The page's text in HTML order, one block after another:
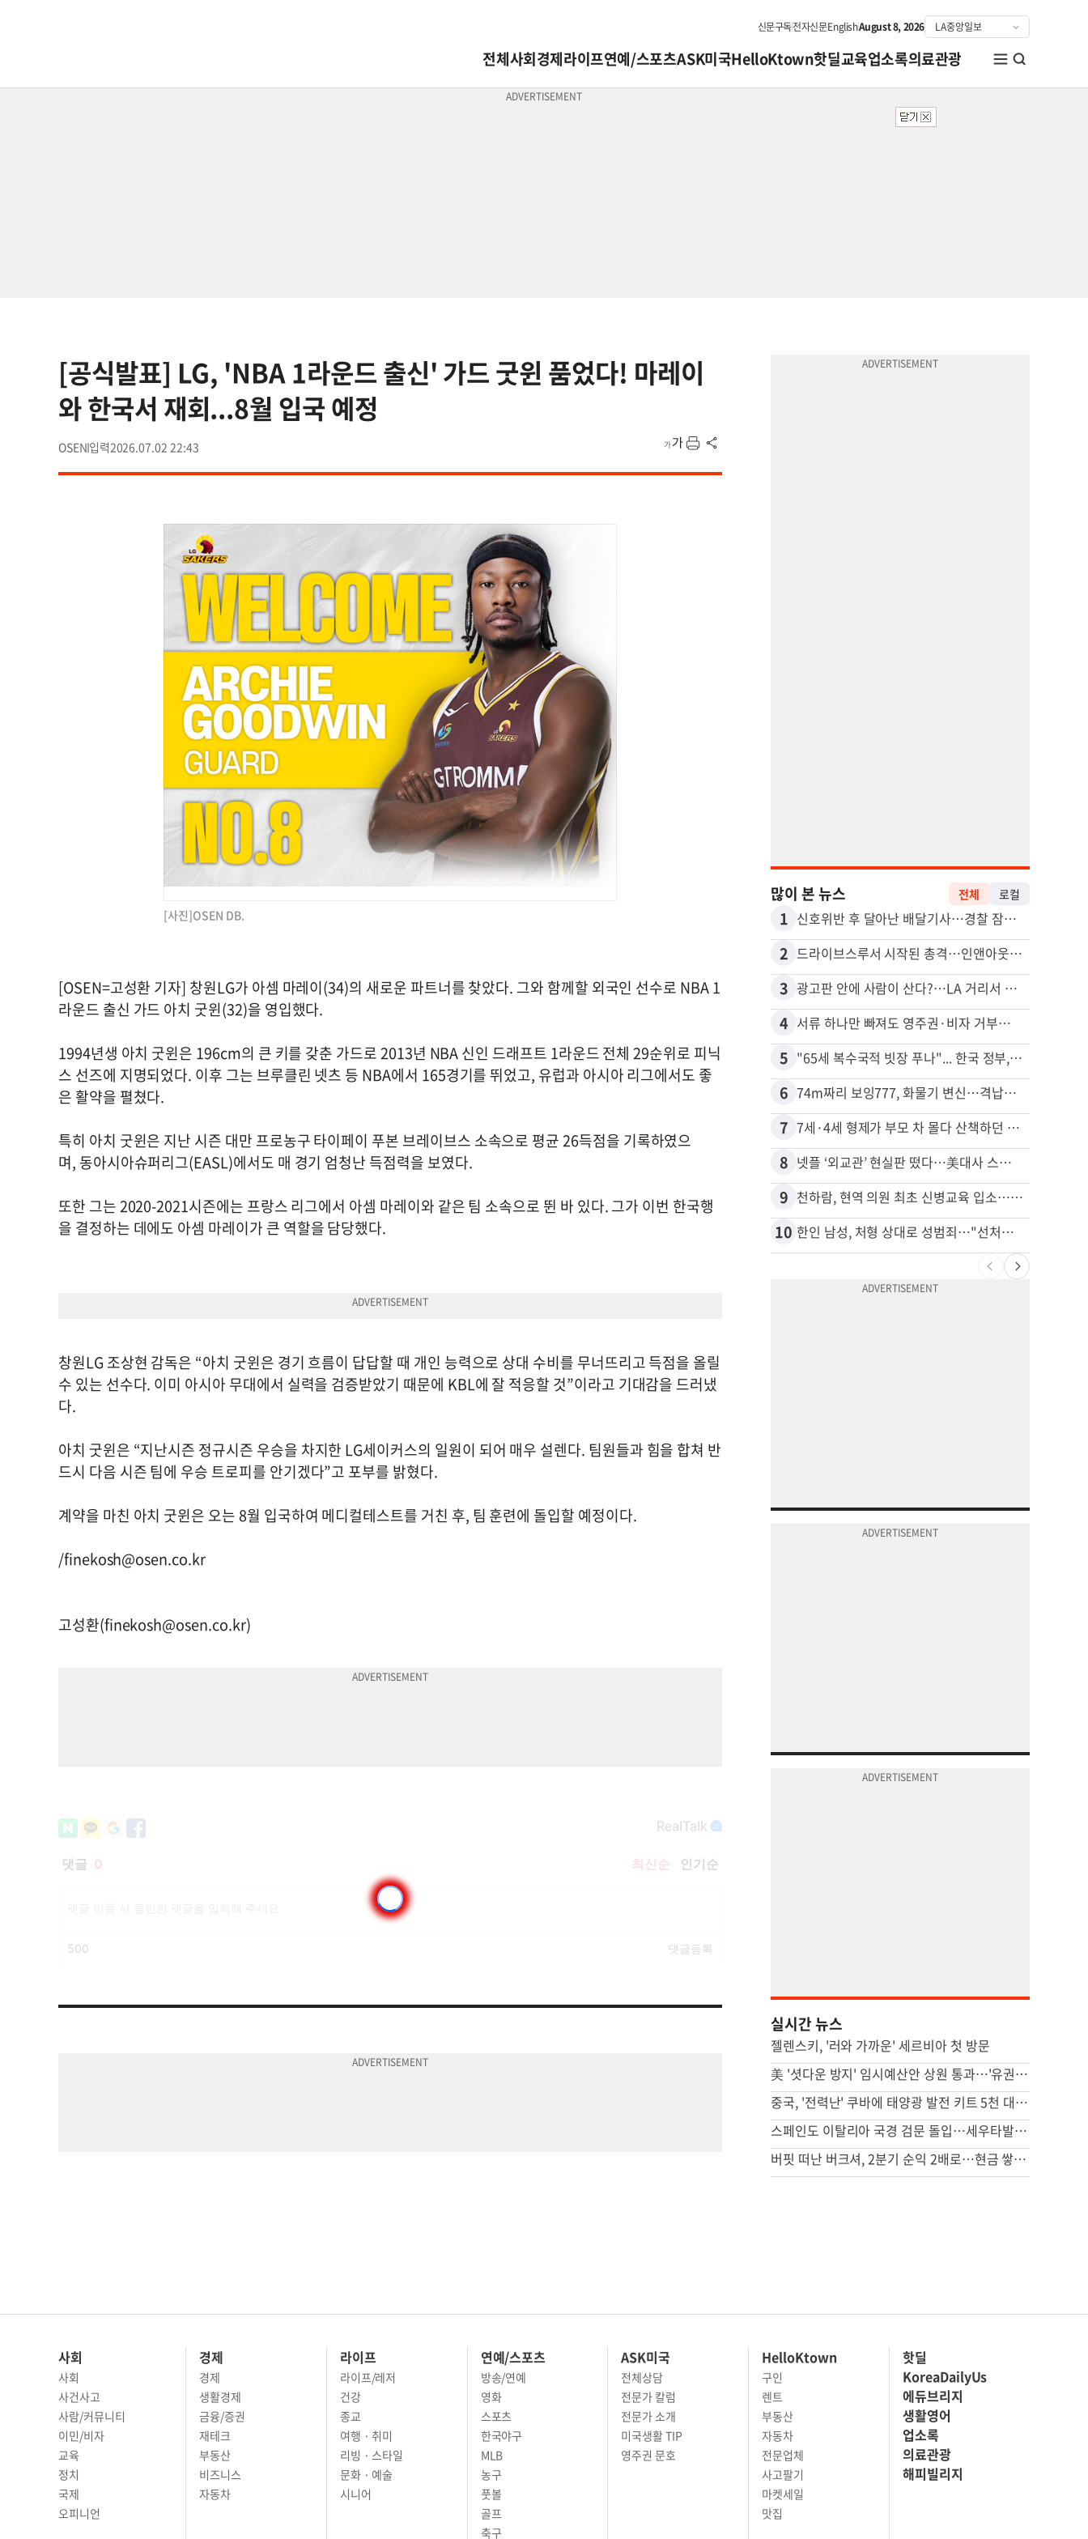
신문구독전자신문EnglishAugust 8, 2026
전체사회경제라이프연예/스포츠ASK미국HelloKtown핫딜교육업소록의료관광
[공식발표] LG, 'NBA 1라운드 출신' 가드 굿윈 품었다! 마레이
와 한국서 재회...8월 입국 예정
OSEN 2026.07.02 22:43
[사진]OSEN DB.
[OSEN=고성환 기자] 창원LG가 아셈 마레이(34)의 새로운 파트너를 찾았다. 그와 함께할 외국인 선수로 NBA 1
라운드 출신 가드 아치 굿윈(32)을 영입했다.
1994년생 아치 굿윈은 196cm의 큰 키를 갖춘 가드로 2013년 NBA 신인 드래프트 1라운드 전체 29순위로 피닉
스 선즈에 지명되었다. 이후 그는 브루클린 넷츠 등 NBA에서 165경기를 뛰었고, 유럽과 아시아 리그에서도 좋
은 활약을 펼쳤다.
특히 아치 굿윈은 지난 시즌 대만 프로농구 타이페이 푸본 브레이브스 소속으로 평균 26득점을 기록하였으
며, 동아시아슈퍼리그(EASL)에서도 매 경기 엄청난 득점력을 보였다.
또한 그는 2020-2021시즌에는 프랑스 리그에서 아셈 마레이와 같은 팀 소속으로 뛴 바 있다. 그가 이번 한국행
을 결정하는 데에도 아셈 마레이가 큰 역할을 담당했다.
창원LG 조상현 감독은 “아치 굿윈은 경기 흐름이 답답할 때 개인 능력으로 상대 수비를 무너뜨리고 득점을 올릴
수 있는 선수다. 이미 아시아 무대에서 실력을 검증받았기 때문에 KBL에 잘 적응할 것”이라고 기대감을 드러냈
다.
아치 굿윈은 “지난시즌 정규시즌 우승을 차지한 LG세이커스의 일원이 되어 매우 설렌다. 팀원들과 힘을 합쳐 반
드시 다음 시즌 팀에 우승 트로피를 안기겠다”고 포부를 밝혔다.
계약을 마친 아치 굿윈은 오는 8월 입국하여 메디컬테스트를 거친 후, 팀 훈련에 돌입할 예정이다.
/finekosh@osen.co.kr
고성환(finekosh@osen.co.kr)
많이 본 뉴스 전체 로컬
1 신호위반 후 달아난 배달기사…경찰 잠복해 잡고보니 ‘반전’
2 드라이브스루서 시작된 총격…인앤아웃 참사 영상 공개
3 광고판 안에 사람이 산다?…LA 거리서 화제
4 서류 하나만 빠져도 영주권·비자 거부…심사관 재량권 대폭 확대
5 "65세 복수국적 빗장 푸나"... 한국 정부, 연령 완화 전면 추진
6 74m짜리 보잉777, 화물기 변신…격납고서 ‘보물’ 찾는 인천공항
7 7세·4세 형제가 부모 차 몰다 산책하던 여성 들이받아
8 넷플 ‘외교관’ 현실판 떴다…美대사 스틸 지키는 ‘신 스틸러’
9 천하람, 현역 의원 최초 신병교육 입소…논산서 2박3일 생활
10 한인 남성, 처형 상대로 성범죄…"선처해줬더니 배신자 취급"
실시간 뉴스
젤렌스키, '러와 가까운' 세르비아 첫 방문
美 '셧다운 방지' 임시예산안 상원 통과…'유권자 ID법'은 좌절
중국, '전력난' 쿠바에 태양광 발전 키트 5천 대 기증
스페인도 이탈리아 국경 검문 돌입…세우타발 갈등 고조
버핏 떠난 버크셔, 2분기 순익 2배로…현금 쌓기서 투자로 전환
사회
사회
사건사고
사람/커뮤니티
이민/비자
교육
정치
경제
경제
생활경제
금융/증권
재테크
부동산
라이프
라이프/레저
건강
종교
여행 · 취미
리빙 · 스타일
연예/스포츠
방송/연예
영화
스포츠
한국야구
MLB
농구
풋볼
ASK미국
전체상담
전문가 칼럼
전문가 소개
HelloKtown
구인
렌트
부동산
자동차
전문업체
사고팔기
핫딜
KoreaDailyUs
에듀브리지
생활영어
업소록